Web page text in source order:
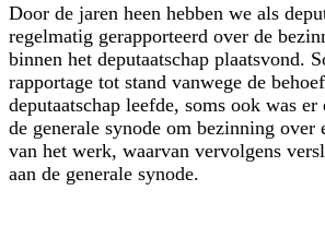
Door de jaren heen hebben we als
regelmatig gerapporteerd over de
binnen het deputaatschap plaatsvond.
rapportage tot stand vanwege de
deputaatschap leefde, soms ook was er
de generale synode om bezinning over
van het werk, waarvan vervolgens
aan de generale synode.